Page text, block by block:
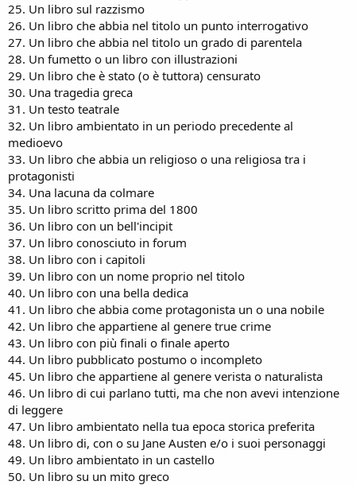
25. Un libro sul razzismo
26. Un libro che abbia nel titolo un punto interrogativo
27. Un libro che abbia nel titolo un grado di parentela
28. Un fumetto o un libro con illustrazioni
29. Un libro che è stato (o è tuttora) censurato
30. Una tragedia greca
31. Un testo teatrale
32. Un libro ambientato in un periodo precedente al
medioevo
33. Un libro che abbia un religioso o una religiosa tra i
protagonisti
34. Una lacuna da colmare
35. Un libro scritto prima del 1800
36. Un libro con un bell'incipit
37. Un libro conosciuto in forum
38. Un libro con i capitoli
39. Un libro con un nome proprio nel titolo
40. Un libro con una bella dedica
41. Un libro che abbia come protagonista un o una nobile
42. Un libro che appartiene al genere true crime
43. Un libro con più finali o finale aperto
44. Un libro pubblicato postumo o incompleto
45. Un libro che appartiene al genere verista o naturalista
46. Un libro di cui parlano tutti, ma che non avevi intenzione
di leggere
47. Un libro ambientato nella tua epoca storica preferita
48. Un libro di, con o su Jane Austen e/o i suoi personaggi
49. Un libro ambientato in un castello
50. Un libro su un mito greco